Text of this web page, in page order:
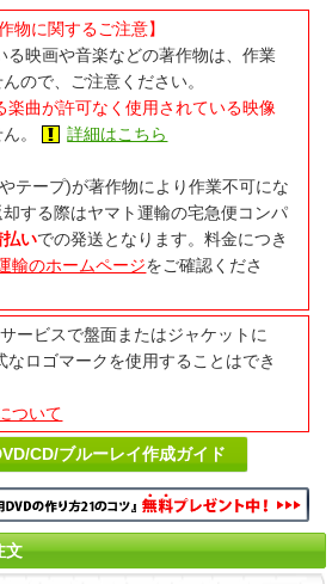
作物に関するご注意】
る映画や音楽などの著作物は、作業
ので、ご注意ください。
楽曲が許可なく使用されている映像
。
詳細はこちら
テープ)が著作物により作業不可にな
する際はヤマト運輸の宅急便コンパ
払いでの発送となります。料金につき
輸のホームページをご確認くださ
ービスで盤面またはジャケットに
なロゴマークを使用することはでき
ついて
CD/ブルーレイ作成ガイド
文